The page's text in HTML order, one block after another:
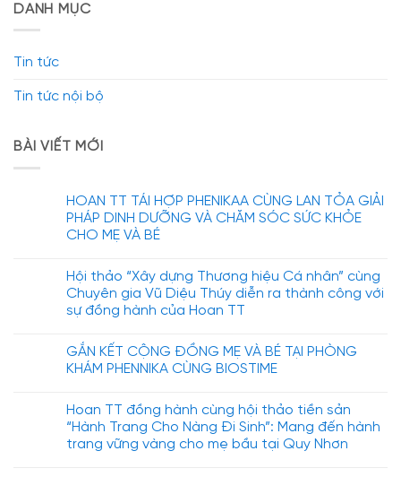
DANH MỤC
Tin tức
Tin tức nội bộ
BÀI VIẾT MỚI
HOAN TT TÁI HỢP PHENIKAA CÙNG LAN TỎA GIẢI
PHÁP DINH DƯỠNG VÀ CHĂM SÓC SỨC KHỎE
CHO MẸ VÀ BÉ
Hội thảo “Xây dựng Thương hiệu Cá nhân” cùng
Chuyên gia Vũ Diệu Thúy diễn ra thành công với
sự đồng hành của Hoan TT
GẮN KẾT CỘNG ĐỒNG MẸ VÀ BÉ TẠI PHÒNG
KHÁM PHENNIKA CÙNG BIOSTIME
Hoan TT đồng hành cùng hội thảo tiền sản
“Hành Trang Cho Nàng Đi Sinh”: Mang đến hành
trang vững vàng cho mẹ bầu tại Quy Nhơn